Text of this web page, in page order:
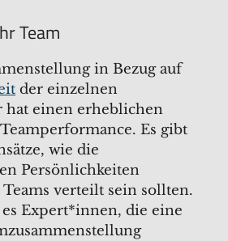
Team
in Bezug auf
der einzelnen
hat einen erheblichen
Es gibt
wie die
Persönlichkeiten
verteilt sein sollten.
Expert*innen, die eine